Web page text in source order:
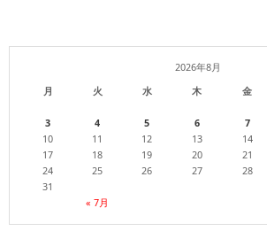
2026年8月
月
火 水 木 金
« 7月
3
4 5 6 7
10
11 12 13 14
17
18 19 20 21
24
25 26 27 28
31